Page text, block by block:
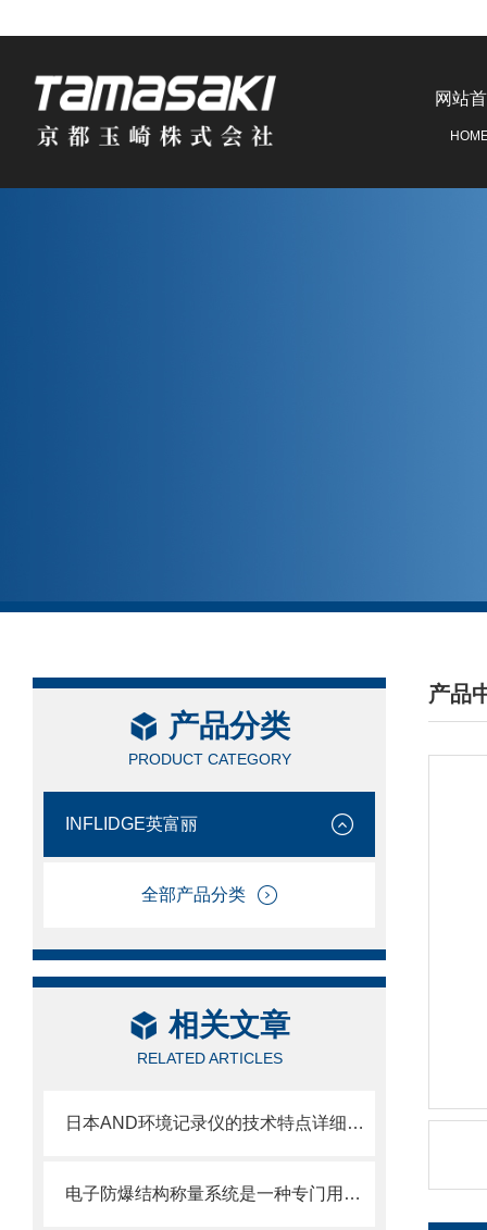
网站
产品分类
PRODUCT CATEGORY
INFLIDGE英富丽
全部产品分类
相关文章
RELATED ARTICLES
日本AND环境记录仪的技术特点详细分析
电子防爆结构称量系统是一种专门用于易燃易爆环境下的称重设备
产品
/